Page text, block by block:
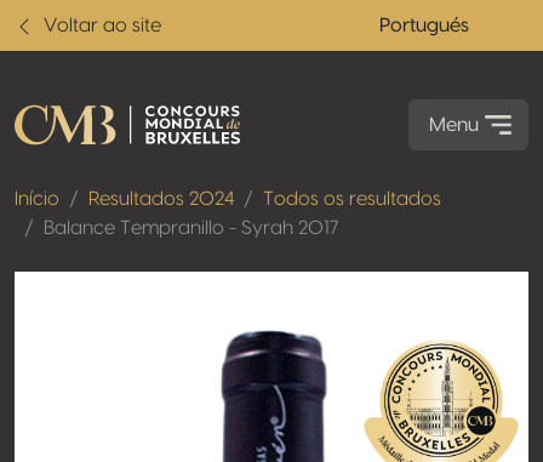
Voltar ao site Portugués
Menu
Início Resultados 2024
Todos os resultados
Balance Tempranillo - Syrah 2017